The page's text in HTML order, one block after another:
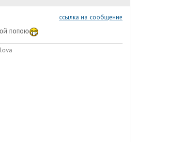
ссылка на сообщение
попою